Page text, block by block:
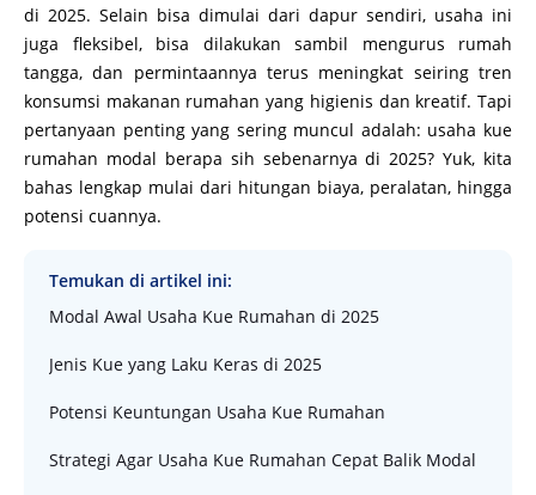
di 2025. Selain bisa dimulai dari dapur sendiri, usaha ini
juga fleksibel, bisa dilakukan sambil mengurus rumah
tangga, dan permintaannya terus meningkat seiring tren
konsumsi makanan rumahan yang higienis dan kreatif. Tapi
pertanyaan penting yang sering muncul adalah: usaha kue
rumahan modal berapa sih sebenarnya di 2025? Yuk, kita
bahas lengkap mulai dari hitungan biaya, peralatan, hingga
potensi cuannya.
Temukan di artikel ini:
Modal Awal Usaha Kue Rumahan di 2025
Jenis Kue yang Laku Keras di 2025
Potensi Keuntungan Usaha Kue Rumahan
Strategi Agar Usaha Kue Rumahan Cepat Balik Modal